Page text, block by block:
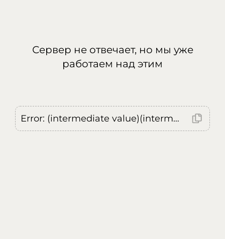
Сервер не отвечает, но мы уже
работаем над этим
Error: (intermediate value)(intermediate value)(intermediate value).replaceAll is not a function